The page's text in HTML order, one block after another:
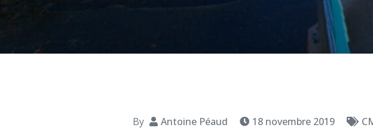
By Antoine Péaud 18 novembre 2019